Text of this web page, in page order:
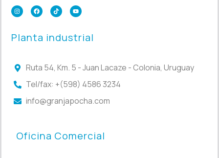
Planta industrial
Ruta 54, Km. 5 - Juan Lacaze - Colonia, Uruguay
Tel/fax: +(598) 4586 3234
info@granjapocha.com
Oficina Comercial